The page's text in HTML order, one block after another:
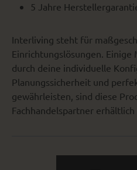
5 Jahre
Interliving steht für
Einrichtungslösungen.
durch deine individuelle
Planungssicherheit und
gewährleisten, sind diese
Fachhandelspartner